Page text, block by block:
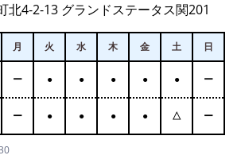
北4-2-13 グランドステータス関201
月 火 水 木 金 土 日
ー ● ● ● ● ● ー
ー ● ● ● ● △ ー